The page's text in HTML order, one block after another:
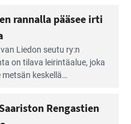
rannalla pääsee irti
Liedon seutu ry:n
on tilava leirintäalue, joka
metsän kes­kellä
kauniit
Rengastien